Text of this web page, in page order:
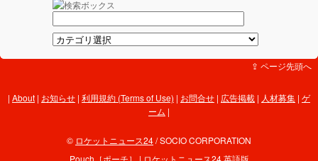
⇪ ページ先頭へ
About | お知らせ | 利用規約 (Terms of Use) | お問合せ | 広告掲載 | 人材募集 | ゲ
ーム |
© ロケットニュース24/ SOCIO CORPORATION